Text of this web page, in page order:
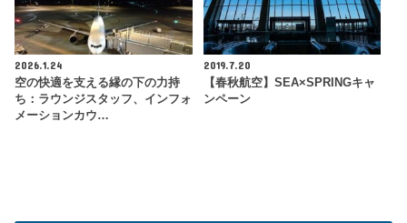
2026.1.24
空の快適を支える縁の下の力持
ち：ラウンジスタッフ、インフォ
メーションカウ…
2019.7.20
【春秋航空】SEA×SPRINGキャ
ンペーン